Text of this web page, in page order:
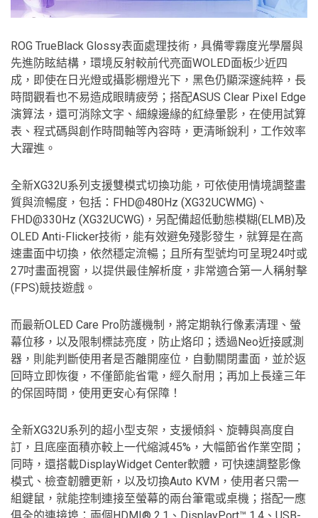
ROG TrueBlack Glossy表面處理技術，具備零霧度光學層與
先進防眩結構，環境反射較前代亮面WOLED面板少近四
成，即使在日光燈或攝影棚燈光下，黑色仍顯深邃純粹，長
時間觀看也不易造成眼睛疲勞；搭配ASUS Clear Pixel Edge
演算法，還可消除文字、細線邊緣的紅綠暈影，在使用試算
表、程式碼與創作時間軸等內容時，更清晰銳利，工作效率
大躍進。
全新XG32U系列支援雙模式切換功能，可依使用情境調整畫
質與流暢度，包括：FHD@480Hz (XG32UCWMG)、
FHD@330Hz (XG32UCWG)，另配備超低動態模糊(ELMB)及
OLED Anti-Flicker技術，能有效避免殘影發生，就算是在高
速畫面中切換，依然穩定流暢；且所有型號均可呈現24吋或
27吋畫面視窗，以提供最佳解析度，非常適合第一人稱射擊
(FPS)競技遊戲。
而最新OLED Care Pro防護機制，將定期執行像素清理、螢
幕位移，以及限制標誌亮度，防止烙印；透過Neo近接感測
器，則能判斷使用者是否離開座位，自動關閉畫面，並於返
回時立即恢復，不僅節能省電，經久耐用；再加上長達三年
的保固時間，使用更安心有保障！
全新XG32U系列的超小型支架，支援傾斜、旋轉與高度自
訂，且底座面積亦較上一代縮減45%，大幅節省作業空間；
同時，還搭載DisplayWidget Center軟體，可快速調整影像
模式、檢查韌體更新，以及切換Auto KVM，使用者只需一
組鍵鼠，就能控制連接至螢幕的兩台筆電或桌機；搭配一應
俱全的連接埠：兩個HDMI® 2.1、DisplayPort™ 1.4、USB-